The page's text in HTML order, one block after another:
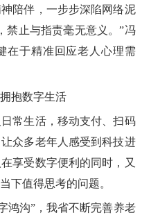
陪伴，一步步深陷网络泥
禁止与指责毫无意义。”冯
在于精准回应老人心理需
抱数字生活
生活，移动支付、扫码
众多老年人感受到科技进
享受数字便利的同时，又
下值得思考的问题。
沟”，我省不断完善养老